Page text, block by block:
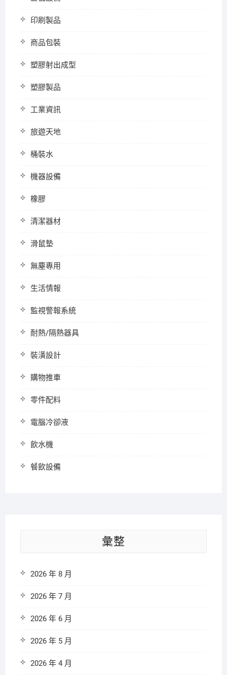
印刷製品
商品包裝
塑膠射出成型
塑膠製品
工業資訊
旅遊天地
桶裝水
機器設備
橡膠
清潔器材
滑鼠墊
無塵專用
生活情報
監視警報系統
耐熱/隔熱器具
裝潢設計
購物推車
零件配料
電腦冷卻液
飲水機
餐飲設備
彙整
2026 年 8 月
2026 年 7 月
2026 年 6 月
2026 年 5 月
2026 年 4 月